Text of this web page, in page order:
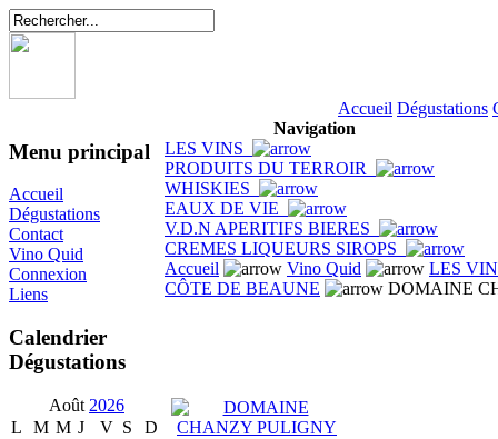
Accueil Dégustations
Menu principal
Accueil
Dégustations
Contact
Vino Quid
Connexion
Liens
Calendrier
Dégustations
Août 2026
L
M M J V S
D
Navigation
LES VINS
PRODUITS DU TERROIR
WHISKIES
EAUX DE VIE
V.D.N APERITIFS BIERES
CREMES LIQUEURS SIROPS
Accueil
Vino Quid
LES
CÔTE DE BEAUNE
DOMAINE